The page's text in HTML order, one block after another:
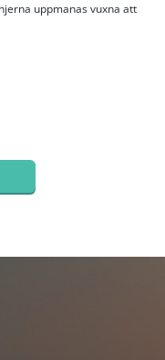
uppmanas vuxna att